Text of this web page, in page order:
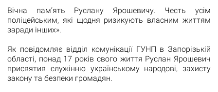
Вічна пам’ять Руслану Ярошевичу. Честь усім
поліцейським, які щодня ризикують власним життям
заради інших».
Як повідомляє відділ комунікації ГУНП в Запорізькій
області, понад 17 років свого життя Руслан Ярошевич
присвятив служінню українському народові, захисту
закону та безпеки громадян.